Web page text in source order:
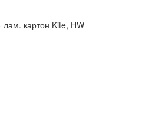
лам. картон Kite, HW